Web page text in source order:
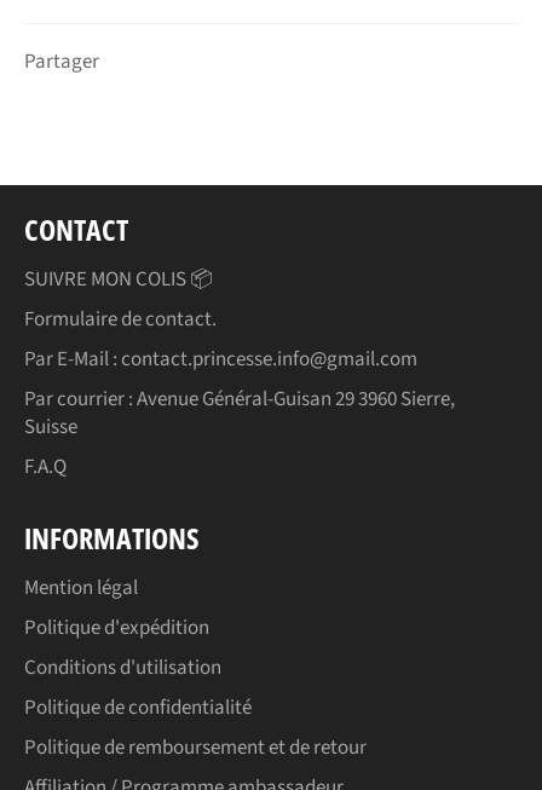
Partager
CONTACT
SUIVRE MON COLIS 📦
Formulaire de contact.
Par E-Mail : contact.princesse.info@gmail.com
Par courrier : Avenue Général-Guisan 29 3960 Sierre,
Suisse
F.A.Q
INFORMATIONS
Mention légal
Politique d'expédition
Conditions d'utilisation
Politique de confidentialité
Politique de remboursement et de retour